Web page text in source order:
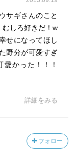
サギさんのこと
しろ好きだ！w
せになってほし
野分が可愛すぎ
かった！！！
詳細をみる
フォロー